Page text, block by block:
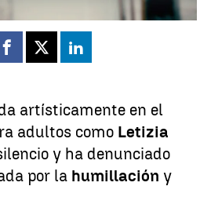
Facebook
X Linkedin
artísticamente en el
adultos como Letizia
y ha denunciado
por la humillación y